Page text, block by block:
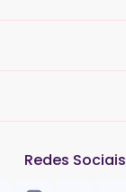
Redes Sociais